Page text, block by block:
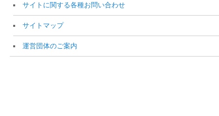
サイトに関する各種お問い合わせ
サイトマップ
運営団体のご案内